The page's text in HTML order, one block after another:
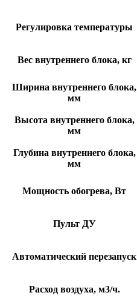
Регулировка температуры
Вес внутреннего блока, кг
Ширина внутреннего блока,
мм
Высота внутреннего блока,
мм
Глубина внутреннего блока,
мм
Мощность обогрева, Вт
Пульт ДУ
Автоматический перезапуск
Расход воздуха, м3/ч.